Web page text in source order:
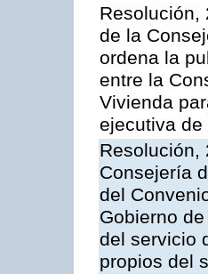
Resolución,
de la
ordena la
entre la
Vivienda
ejecutiva
Resolución,
Consejería
del
Gobierno
del servicio
propios del